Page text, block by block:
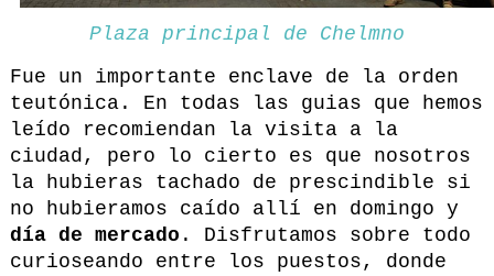
Plaza principal de Chelmno
Fue un importante enclave de la orden
teutónica. En todas las guias que hemos
leído recomiendan la visita a la
ciudad, pero lo cierto es que nosotros
la hubieras tachado de prescindible si
no hubieramos caído allí en domingo y
día de mercado . Disfrutamos sobre todo
curioseando entre los puestos, donde